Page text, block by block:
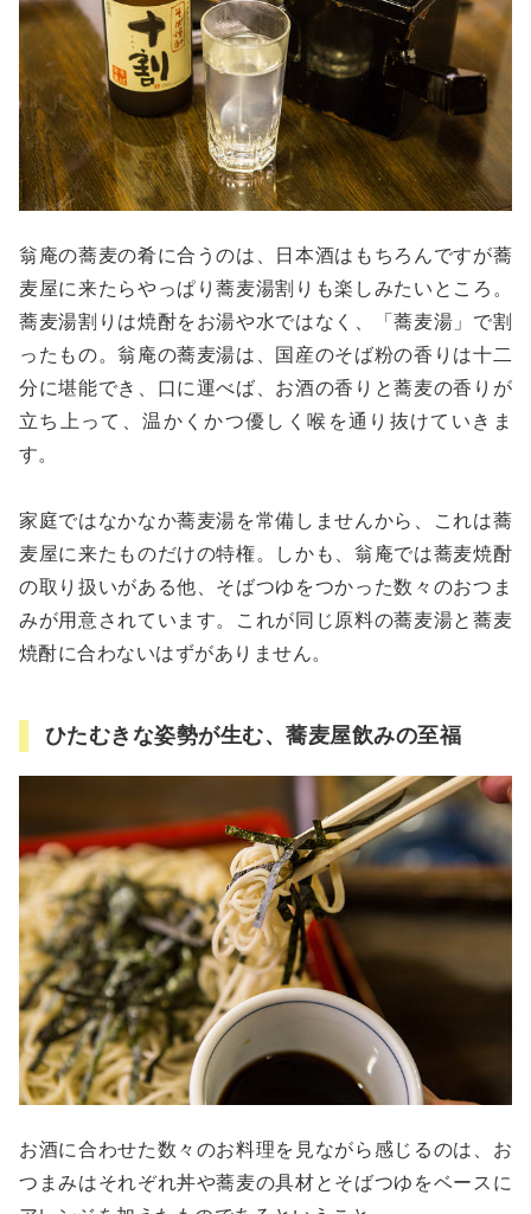
翁庵の蕎麦の肴に合うのは、日本酒はもちろんですが蕎
麦屋に来たらやっぱり蕎麦湯割りも楽しみたいところ。
蕎麦湯割りは焼酎をお湯や水ではなく、「蕎麦湯」で割
ったもの。翁庵の蕎麦湯は、国産のそば粉の香りは十二
分に堪能でき、口に運べば、お酒の香りと蕎麦の香りが
立ち上って、温かくかつ優しく喉を通り抜けていきま
す。
家庭ではなかなか蕎麦湯を常備しませんから、これは蕎
麦屋に来たものだけの特権。しかも、翁庵では蕎麦焼酎
の取り扱いがある他、そばつゆをつかった数々のおつま
みが用意されています。これが同じ原料の蕎麦湯と蕎麦
焼酎に合わないはずがありません。
ひたむきな姿勢が生む、蕎麦屋飲みの至福
お酒に合わせた数々のお料理を見ながら感じるのは、お
つまみはそれぞれ丼や蕎麦の具材とそばつゆをベースに